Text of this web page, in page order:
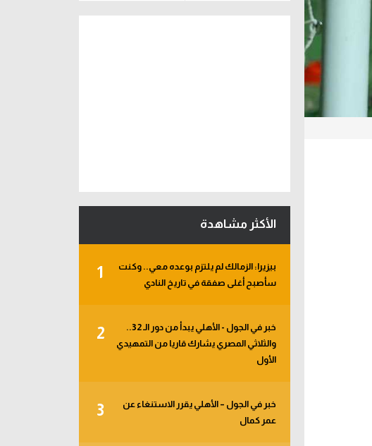
الأكثر مشاهدة
1
بيزيرا: الزمالك لم يلتزم بوعده معي.. وكنت
سأصبح أغلى صفقة في تاريخ النادي
2
خبر في الجول - الأهلي يبدأ من دور الـ 32..
والثلاثي المصري يشارك قاريا من التمهيدي
الأول
3
خبر في الجول – الأهلي يقرر الاستنغاء عن
عمر كمال